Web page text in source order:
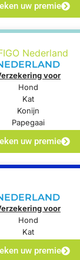
uw premie
voor
Hond
Kat
Konijn
Papegaai
uw premie
voor
Hond
Kat
uw premie